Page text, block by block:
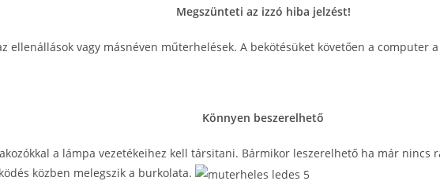
Megszünteti az izzó hiba jelzést!
ellenállások vagy másnéven műterhelések. A bekötésüket követően a
Könnyen beszerelhető
a lámpa vezetékeihez kell társitani. Bármikor leszerelhető ha már nincs
közben melegszik a burkolata.